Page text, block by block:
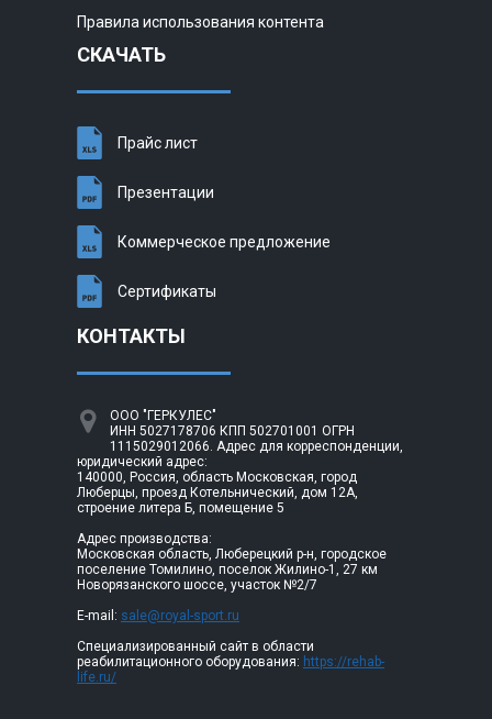
Правила использования контента
СКАЧАТЬ
Прайс лист
Презентации
Коммерческое предложение
Сертификаты
КОНТАКТЫ
ООО "ГЕРКУЛЕС"
ИНН 5027178706 КПП 502701001 ОГРН
1115029012066. Адрес для корреспонденции,
юридический адрес:
140000, Россия, область Московская, город
Люберцы, проезд Котельнический, дом 12А,
строение литера Б, помещение 5
Адрес производства:
Московская область, Люберецкий р-н, городское
поселение Томилино, поселок Жилино-1, 27 км
Новорязанского шоссе, участок №2/7
E-mail: sale@royal-sport.ru
Специализированный сайт в области
реабилитационного оборудования: https://rehab-
life.ru/